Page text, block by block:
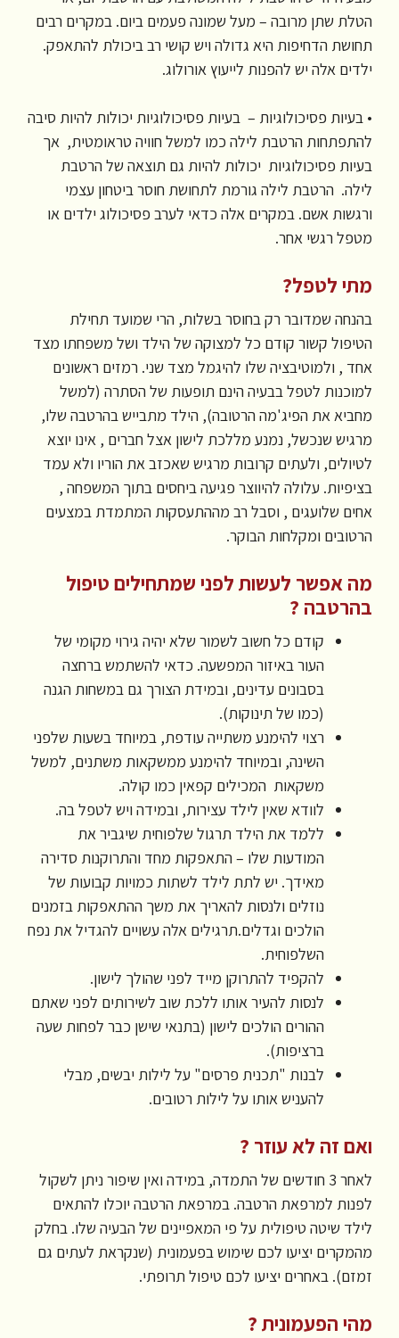
הטלת שתן מרובה – מעל שמונה פעמים ביום. במקרים רבים
תחושת הדחיפות היא גדולה ויש קושי רב ביכולת להתאפק.
ילדים אלה יש להפנות לייעוץ אורולוג.
• בעיות פסיכולוגיות – בעיות פסיכולוגיות יכולות להיות סיבה
להתפתחות הרטבת לילה כמו למשל חוויה טראומטית, אך
בעיות פסיכולוגיות יכולות להיות גם תוצאה של הרטבת
לילה. הרטבת לילה גורמת לתחושת חוסר ביטחון עצמי
ורגשות אשם. במקרים אלה כדאי לערב פסיכולוג ילדים או
מטפל רגשי אחר.
מתי לטפל?
בהנחה שמדובר רק בחוסר בשלות, הרי שמועד תחילת
הטיפול קשור קודם כל למצוקה של הילד ושל משפחתו מצד
אחד , ולמוטיבציה שלו להיגמל מצד שני. רמזים ראשונים
למוכנות לטפל בבעיה הינם תופעות של הסתרה (למשל
מחביא את הפיג'מה הרטובה), הילד מתבייש בהרטבה שלו,
מרגיש שנכשל, נמנע מללכת לישון אצל חברים , אינו יוצא
לטיולים, ולעתים קרובות מרגיש שאכזב את הוריו ולא עמד
בציפיות. עלולה להיווצר פגיעה ביחסים בתוך המשפחה ,
אחים שלועגים , וסבל רב מההתעסקות המתמדת במצעים
הרטובים ומקלחות הבוקר.
מה אפשר לעשות לפני שמתחילים טיפול
בהרטבה ?
קודם כל חשוב לשמור שלא יהיה גירוי מקומי של
העור באיזור המפשעה. כדאי להשתמש ברחצה
בסבונים עדינים, ובמידת הצורך גם במשחות הגנה
(כמו של תינוקות).
רצוי להימנע משתייה עודפת, במיוחד בשעות שלפני
השינה, ובמיוחד להימנע ממשקאות משתנים, למשל
משקאות המכילים קפאין כמו קולה.
לוודא שאין לילד עצירות, ובמידה ויש לטפל בה.
ללמד את הילד תרגול שלפוחית שיגביר את
המודעות שלו – התאפקות מחד והתרוקנות סדירה
מאידך. יש לתת לילד לשתות כמויות קבועות של
נוזלים ולנסות להאריך את משך ההתאפקות בזמנים
הולכים וגדלים.תרגילים אלה עשויים להגדיל את נפח
השלפוחית.
להקפיד להתרוקן מייד לפני שהולך לישון.
לנסות להעיר אותו ללכת שוב לשירותים לפני שאתם
ההורים הולכים לישון (בתנאי שישן כבר לפחות שעה
ברציפות).
לבנות "תכנית פרסים" על לילות יבשים, מבלי
להעניש אותו על לילות רטובים.
ואם זה לא עוזר ?
לאחר 3 חודשים של התמדה, במידה ואין שיפור ניתן לשקול
לפנות למרפאת הרטבה. במרפאת הרטבה יוכלו להתאים
לילד שיטה טיפולית על פי המאפיינים של הבעיה שלו. בחלק
מהמקרים יציעו לכם שימוש בפעמונית (שנקראת לעתים גם
זמזם). באחרים יציעו לכם טיפול תרופתי.
מהי הפעמונית ?